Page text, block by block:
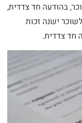
בהודעה חד צדדית,
ישנה זכות
חד צדדית.